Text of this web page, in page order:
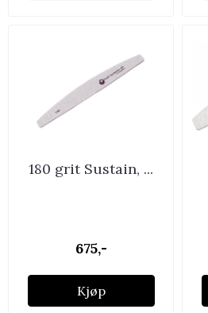
180 grit Sustain, ...
675,-
Kjøp